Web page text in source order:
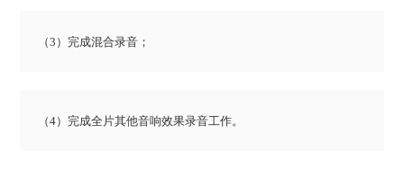
（3）完成混合录音；
（4）完成全片其他音响效果录音工作。